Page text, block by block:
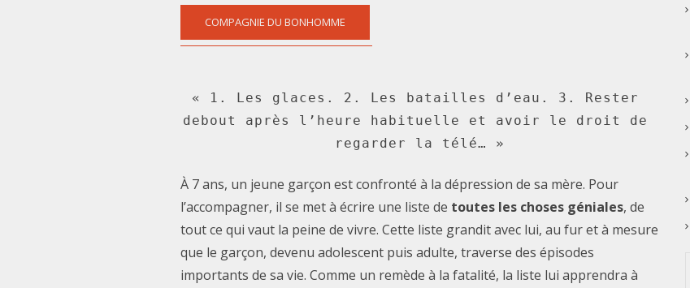
COMPAGNIE DU BONHOMME
« 1. Les glaces. 2. Les batailles d’eau. 3. Rester
debout après l’heure habituelle et avoir le droit de
regarder la télé… »
À 7 ans, un jeune garçon est confronté à la dépression de sa mère. Pour
l’accompagner, il se met à écrire une liste de toutes les choses géniales, de
tout ce qui vaut la peine de vivre. Cette liste grandit avec lui, au fur et à mesure
que le garçon, devenu adolescent puis adulte, traverse des épisodes
importants de sa vie. Comme un remède à la fatalité, la liste lui apprendra à